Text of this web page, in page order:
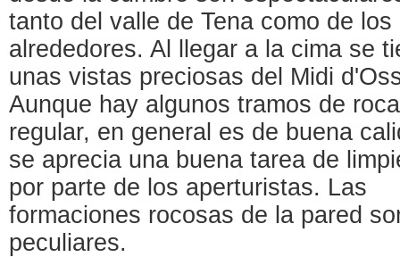
tanto del valle de Tena como de los
alrededores. Al llegar a la cima se
unas vistas preciosas del Midi
Aunque hay algunos tramos de roca
regular, en general es de buena
se aprecia una buena tarea de
por parte de los aperturistas. Las
formaciones rocosas de la pared
peculiares.